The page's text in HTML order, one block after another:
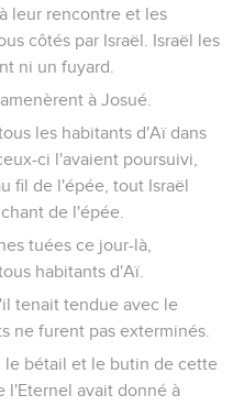
leur rencontre et les
côtés par Israël. Israël les
ni un fuyard.
à Josué.
les habitants d'Aï dans
ci l'avaient poursuivi,
fil de l'épée, tout Israël
de l'épée.
tuées ce jour-là,
habitants d'Aï.
tenait tendue avec le
ne furent pas exterminés.
le bétail et le butin de cette
l'Eternel avait donné à